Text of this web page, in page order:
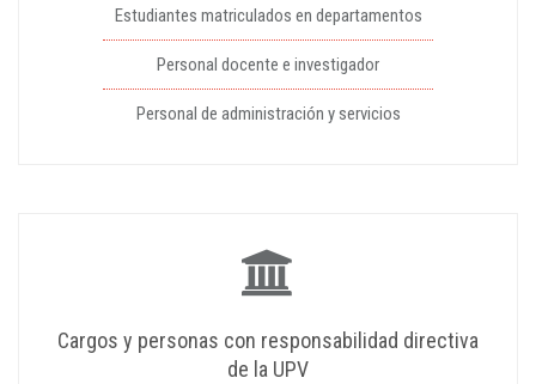
Estudiantes matriculados en departamentos
Personal docente e investigador
Personal de administración y servicios
Cargos y personas con responsabilidad directiva
de la UPV